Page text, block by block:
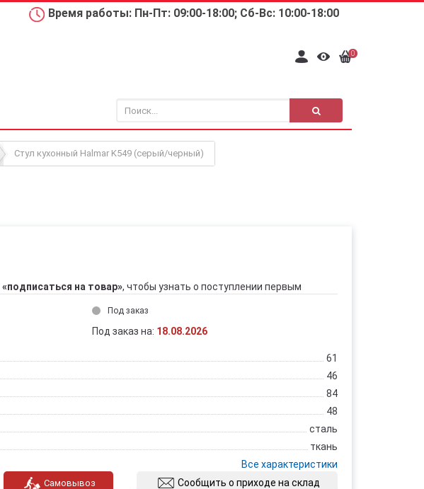
Время работы: Пн-Пт: 09:00-18:00; Сб-Вс: 10:00-18:00
0
/ Стул кухонный Halmar K549 (серый/черный)
«подписаться на товар», чтобы узнать о поступлении первым
Под заказ
Под заказ на: 18.08.2026
61
46
84
48
сталь
ткань
Все характеристики
Самовывоз Сообщить о приходе на склад